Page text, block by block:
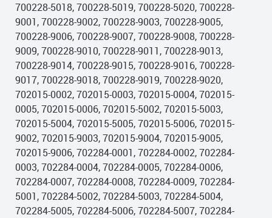
700228-5018, 700228-5019, 700228-5020, 700228-
9001, 700228-9002, 700228-9003, 700228-9005,
700228-9006, 700228-9007, 700228-9008, 700228-
9009, 700228-9010, 700228-9011, 700228-9013,
700228-9014, 700228-9015, 700228-9016, 700228-
9017, 700228-9018, 700228-9019, 700228-9020,
702015-0002, 702015-0003, 702015-0004, 702015-
0005, 702015-0006, 702015-5002, 702015-5003,
702015-5004, 702015-5005, 702015-5006, 702015-
9002, 702015-9003, 702015-9004, 702015-9005,
702015-9006, 702284-0001, 702284-0002, 702284-
0003, 702284-0004, 702284-0005, 702284-0006,
702284-0007, 702284-0008, 702284-0009, 702284-
5001, 702284-5002, 702284-5003, 702284-5004,
702284-5005, 702284-5006, 702284-5007, 702284-